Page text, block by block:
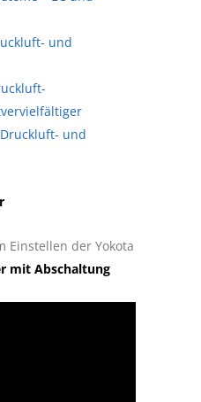
und
und
Einstellen der Yokota
mit Abschaltung